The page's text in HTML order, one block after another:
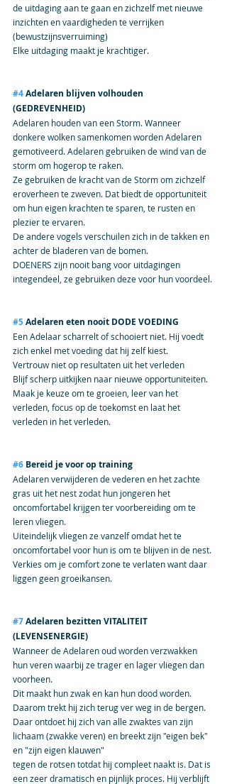
de uitdaging aan te gaan en zichzelf met nieuwe
inzichten en vaardigheden te verrijken
(bewustzijnsverruiming)
Elke uitdaging maakt je krachtiger.
#4 Adelaren blijven volhouden
(GEDREVENHEID)
Adelaren houden van een Storm. Wanneer
donkere wolken samenkomen worden Adelaren
gemotiveerd. Adelaren gebruiken de wind van de
storm om hogerop te raken.
Ze gebruiken de kracht van de Storm om zichzelf
eroverheen te zweven. Dat biedt de opportuniteit
om hun eigen krachten te sparen, te rusten en
plezier te ervaren.
De andere vogels verschuilen zich in de takken en
achter de bladeren van de bomen.
DOENERS zijn nooit bang voor uitdagingen
integendeel, ze gebruiken deze voor hun voordeel.
#5 Adelaren eten nooit DODE VOEDING
Een Adelaar scharrelt of schooiert niet. Hij voedt
zich enkel met voeding dat hij zelf kiest.
Vertrouw niet op resultaten uit het verleden
Blijf scherp uitkijken naar nieuwe opportuniteiten.
Maak je keuze om te groeien, leer van het
verleden, focus op de toekomst en laat het
verleden in het verleden.
#6 Bereid je voor op training
Adelaren verwijderen de vederen en het zachte
gras uit het nest zodat hun jongeren het
oncomfortabel krijgen ter voorbereiding om te
leren vliegen.
Uiteindelijk vliegen ze vanzelf omdat het te
oncomfortabel voor hun is om te blijven in de nest.
Verkies om je comfort zone te verlaten want daar
liggen geen groeikansen.
#7 Adelaren bezitten VITALITEIT
(LEVENSENERGIE)
Wanneer de Adelaren oud worden verzwakken
hun veren waarbij ze trager en lager vliegen dan
voorheen.
Dit maakt hun zwak en kan hun dood worden.
Daarom trekt hij zich terug ver weg in de bergen.
Daar ontdoet hij zich van alle zwaktes van zijn
lichaam (zwakke veren) en breekt zijn "eigen bek"
en "zijn eigen klauwen"
tegen de rotsen totdat hij compleet naakt is. Dat is
een zeer dramatisch en pijnlijk proces. Hij verblijft